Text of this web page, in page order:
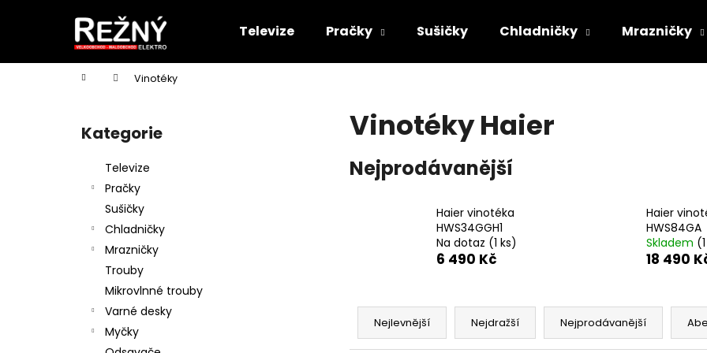
Televize Pračky Sušičky Chladničky Mrazničky
Domů Vinotéky
Přeskočit
kategorie
Kategorie
Televize
Pračky
Sušičky
Chladničky
Mrazničky
Trouby
Mikrovlnné trouby
Varné desky
Myčky
Vinotéky Haier
Nejprodávanější
Haier vinotéka
HWS34GGH1
Na dotaz (1 ks)
6 490 Kč
Haier
HWS84GA
Skladem
18 490
Ř
z
Nejlevnější Nejdražší Nejprodávanější
í
Zpět
do
Zpět
do
Doporučujeme